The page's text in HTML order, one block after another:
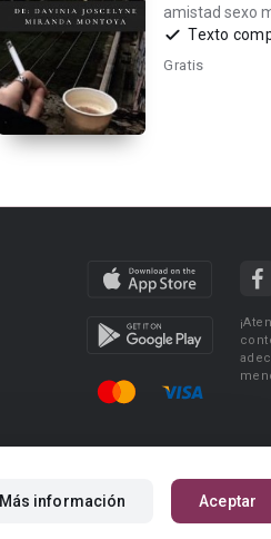
amistad sexo
amor +18
Gratis
Más información Aceptar
Condiciones de uso
Reglas para